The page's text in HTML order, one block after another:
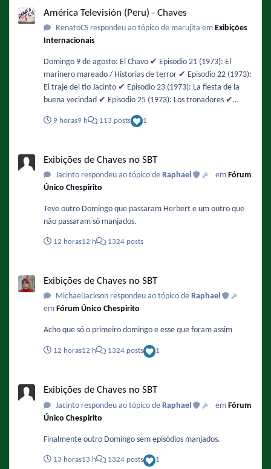
América Televisión (Peru) - Chaves
RenatoCS respondeu ao tópico de marujita em Exibições
Internacionais
Domingo 9 de agosto: El Chavo ✔️ Episodio 21 (1973): El
marinero mareado / Historias de terror ✔️ Episodio 22 (1973):
El traje del tío Jacinto ✔️ Episodio 23 (1973): La fiesta de la
buena vecindad ✔️ Episodio 25 (1973): Los tronadores ✔️
Episodio 26 (1973): Los insectos ✔️ Episodio 27 (1973): Amigo
asalta a amigo / La orquesta Parece que El Chapulín Colorado
Historias de terror que comenzó prácticamente a la mitad. Y
la programación de hoy es prácticamente un resumen de lo
que tendrá Teleamazonas toda la semana 😁
9 horas9 h 113 posts 1
Exibições de Chaves no SBT
Jacinto respondeu ao tópico de Raphael em Fórum
Único Chespirito
Teve outro Domingo que passaram Herbert e um outro que
não passaram só manjados.
12 horas12 h 1324 posts
Exibições de Chaves no SBT
MichaelJackson respondeu ao tópico de Raphael
em Fórum Único Chespirito
Acho que só o primeiro domingo e esse que foram assim
12 horas12 h 1324 posts 1
Exibições de Chaves no SBT
Jacinto respondeu ao tópico de Raphael em Fórum
Único Chespirito
Finalmente outro Domingo sem episódios manjados.
13 horas13 h 1324 posts 1